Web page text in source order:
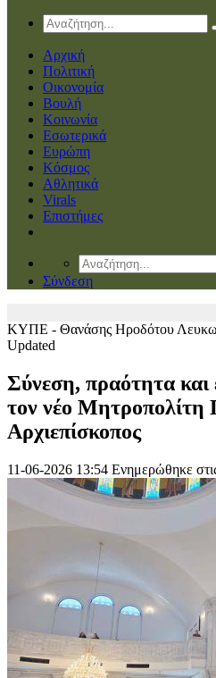
Αρχική
Πολιτική
Οικονομία
Βουλή
Κοινωνία
Εσωτερικά
Ευρώπη
Κόσμος
Αθλητικά
Virals
Επιστήμες
Σύνδεση
ΚΥΠΕ - Θανάσης Ηροδότου
Updated
Σύνεση, πραότητα και
τον νέο Μητροπολίτη
Αρχιεπίσκοπος
11-06-2026 13:54 Ενημερώθηκε